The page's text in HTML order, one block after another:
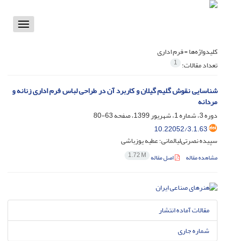
Toggle
کلیدواژه‌ها =فرم اداری
تعداد مقالات: 1
شناسایی نقوش گلیم گیلان و کاربرد آن در طراحی لباس فرم اداری زنانه و
مردانه
دوره 3، شماره 1، شهریور 1399، صفحه
63-80
10.22052/3.1.63
سپیده نصرتی‌لیالمانی؛ عطیه یوزباشی
مشاهده مقاله اصل مقاله 1.72 M
مقالات آماده انتشار
شماره جاری